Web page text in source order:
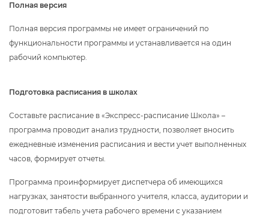
Полная версия
Полная версия программы не имеет ограничений по
функциональности программы и устанавливается на один
рабочий компьютер.
Подготовка расписания в школах
Составьте расписание в «Экспресс-расписание Школа» –
программа проводит анализ трудности, позволяет вносить
ежедневные изменения расписания и вести учет выполненных
часов, формирует отчеты.
Программа проинформирует диспетчера об имеющихся
нагрузках, занятости выбранного учителя, класса, аудитории и
подготовит табель учета рабочего времени с указанием